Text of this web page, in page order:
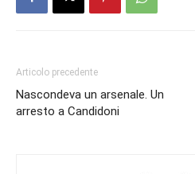
Articolo precedente
Nascondeva un arsenale. Un
arresto a Candidoni